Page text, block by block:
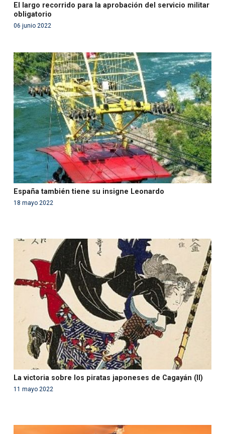
El largo recorrido para la aprobación del servicio militar
obligatorio
06 junio 2022
Warning: Use of undefined constant php - assumed
'php' (this will throw an Error in a future version of PHP)
in/var/www/acami.es/wp-
content/themes/fundcami/page-publicaciones.php
on line99
España también tiene su insigne Leonardo
18 mayo 2022
Warning
: Use of undefined constant php - assumed
'php' (this will throw an Error in a future version of PHP)
/var/www/acami.es/wp-
content/themes/fundcami/page-publicaciones.php
on line 99
La victoria sobre los piratas japoneses de Cagayán (II)
11 mayo 2022